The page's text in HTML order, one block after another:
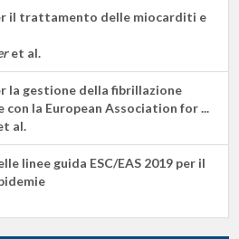
il trattamento delle miocarditi e
et al.
la gestione della fibrillazione
la European Association for ...
al.
linee guida ESC/EAS 2019 per il